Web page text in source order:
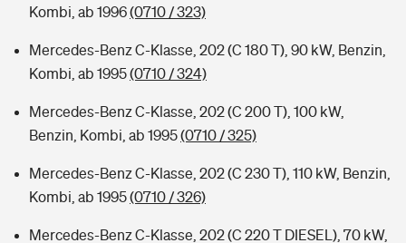
Kombi, ab 1996(0710 / 323)
Mercedes-Benz C-Klasse, 202 (C 180 T), 90 kW, Benzin,
Kombi, ab 1995(0710 / 324)
Mercedes-Benz C-Klasse, 202 (C 200 T), 100 kW,
Benzin, Kombi, ab 1995(0710 / 325)
Mercedes-Benz C-Klasse, 202 (C 230 T), 110 kW, Benzin,
Kombi, ab 1995(0710 / 326)
Mercedes-Benz C-Klasse, 202 (C 220 T DIESEL), 70 kW,